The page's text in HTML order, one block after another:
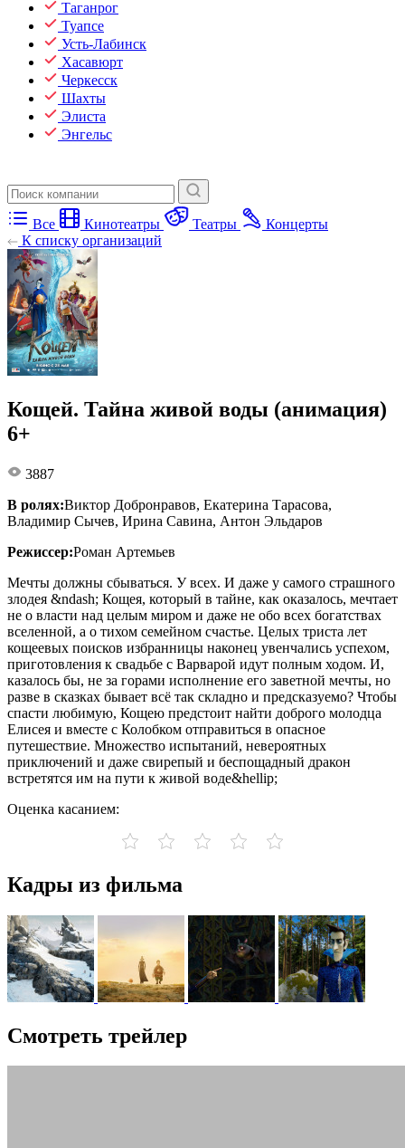
Таганрог
Туапсе
Усть-Лабинск
Хасавюрт
Черкесск
Шахты
Элиста
Энгельс
Все Кинотеатры Театры
Концерты
К списку организаций
Кощей. Тайна живой воды (анимация)
6+
3887
В ролях:Виктор Добронравов, Екатерина Тарасова,
Владимир Сычев, Ирина Савина, Антон Эльдаров
Режиссер:Роман Артемьев
Мечты должны сбываться. У всех. И даже у самого страшного
злодея &ndash; Кощея, который в тайне, как оказалось, мечтает
не о власти над целым миром и даже не обо всех богатствах
вселенной, а о тихом семейном счастье. Целых триста лет
кощеевых поисков избранницы наконец увенчались успехом,
приготовления к свадьбе с Варварой идут полным ходом. И,
казалось бы, не за горами исполнение его заветной мечты, но
разве в сказках бывает всё так складно и предсказуемо? Чтобы
спасти любимую, Кощею предстоит найти доброго молодца
Елисея и вместе с Колобком отправиться в опасное
путешествие. Множество испытаний, невероятных
приключений и даже свирепый и беспощадный дракон
встретятся им на пути к живой воде&hellip;
Оценка касанием:
Кадры из фильма
Смотреть трейлер